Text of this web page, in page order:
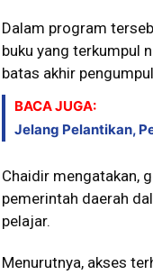
Dalam program
buku yang terkumpul
batas akhir
BACA JUGA:
Jelang Pelantikan,
Chaidir mengatakan,
pemerintah daerah
pelajar.
Menurutnya, akses